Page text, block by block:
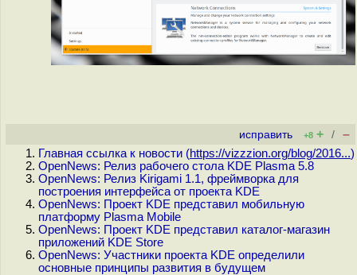
исправить +8 + / –
Главная ссылка к новости (https://vizzzion.org/blog/2016...)
OpenNews: Релиз рабочего стола KDE Plasma 5.8
OpenNews: Релиз Kirigami 1.1, фреймворка для
построения интерфейса от проекта KDE
OpenNews: Проект KDE представил мобильную
платформу Plasma Mobile
OpenNews: Проект KDE представил каталог-магазин
приложений KDE Store
OpenNews: Участники проекта KDE определили
основные принципы развития в будущем